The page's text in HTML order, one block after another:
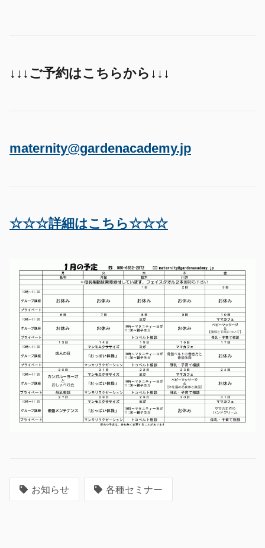
↓↓↓ご予約はこちらから↓↓↓
maternity@gardenacademy.jp
☆☆☆詳細はこちら☆☆☆
お知らせ 各種セミナー